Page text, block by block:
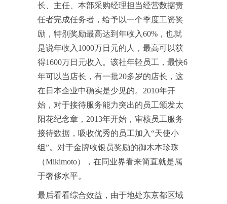
长、主任、本部采购经理担当经营数据责
任者完成任务者，给予以一个季度工资奖
励，特别奖励最高达到年收入60%，也就
是说年收入1000万日元的人，最高可以获
得1600万日元收入。该社年轻员工，最快6
年可以当店长，有一批20多岁的店长，这
在日本企业中确实是少见的。2010年开
始，对于接待服务能力突出的员工颁发太
阳花纪念章，2013年开始，审核员工服务
接待数据，吸收优秀的员工加入“天使小
组”。对于金牌收银员奖励的御木本珍珠
（Mikimoto），在同业界看来简直就是属
于奢侈水平。
最后看看综合效益，由于地处东京都区域